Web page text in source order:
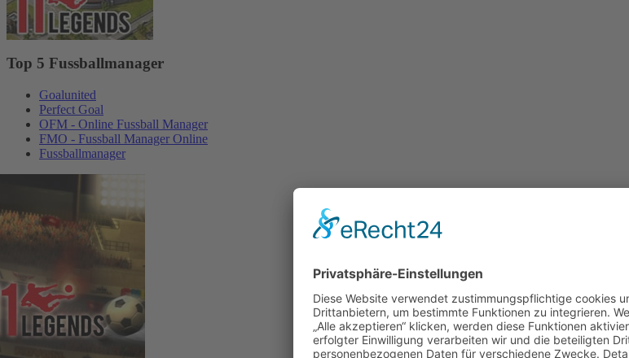
Top 5 Fussballmanager
Goalunited
Perfect Goal
OFM - Online Fussball Manager
FMO - Fussball Manager Online
Fussballmanager